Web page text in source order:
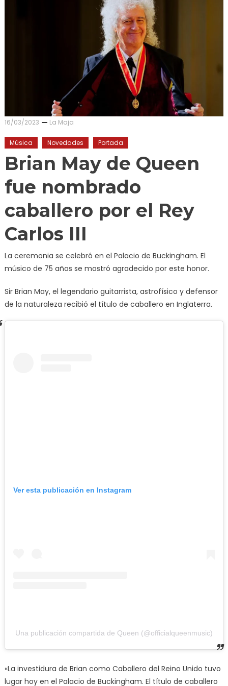
16/03/2023 La Maja
Música Novedades Portada
Brian May de Queen
fue nombrado
caballero por el Rey
Carlos III
La ceremonia se celebró en el Palacio de Buckingham. El
músico de 75 años se mostró agradecido por este honor.
Sir Brian May, el legendario guitarrista, astrofísico y defensor
de la naturaleza recibió el título de caballero en Inglaterra.
Ver esta publicación en Instagram
Una publicación compartida de Queen (@officialqueenmusic)
«La investidura de Brian como Caballero del Reino Unido tuvo
lugar hoy en el Palacio de Buckingham. El título de caballero